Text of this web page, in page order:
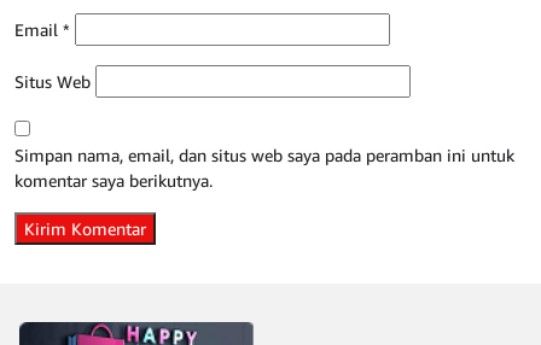
Email *
Situs Web
Simpan nama, email, dan situs web saya pada peramban ini untuk
komentar saya berikutnya.